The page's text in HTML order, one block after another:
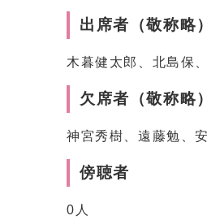
出席者（敬称略）
木暮健太郎、北島保
欠席者（敬称略）
神宮秀樹、遠藤勉、
傍聴者
0人